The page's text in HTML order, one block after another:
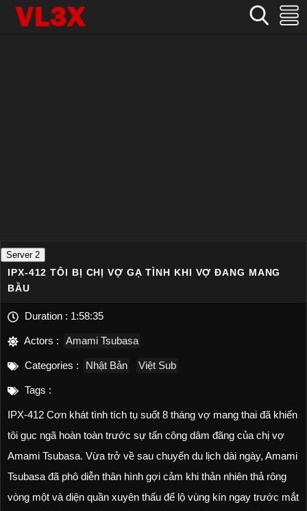
Home Nhật Bản
IPX-412 Tôi bị chị vợ gạ tình khi vợ đang mang bầu
Server 2
IPX-412 TÔI BỊ CHỊ VỢ GẠ TÌNH KHI VỢ ĐANG MANG
BẦU
Duration : 1:58:35
Actors : Amami Tsubasa
Categories : Nhật Bản Việt Sub
Tags :
IPX-412 Cơn khát tình tích tụ suốt 8 tháng vợ mang thai đã khiến
tôi gục ngã hoàn toàn trước sự tấn công dâm đãng của chị vợ
Amami Tsubasa. Vừa trở về sau chuyến du lịch dài ngày, Amami
Tsubasa đã phô diễn thân hình gợi cảm khi thản nhiên thả rông
vòng một và diện quần xuyên thấu để lộ vùng kín ngay trước mắt